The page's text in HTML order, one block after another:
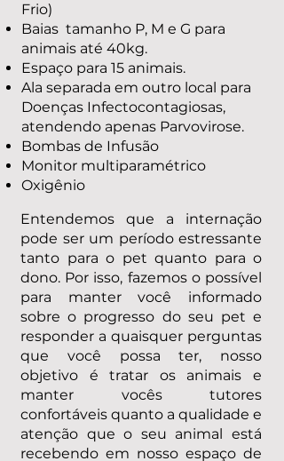
Entendemos que a internação
pode ser um período estressante
tanto para o pet quanto para o
dono. Por isso, fazemos o possível
para manter você informado
sobre o progresso do seu pet e
responder a quaisquer perguntas
que você possa ter, nosso
objetivo é tratar os animais e
manter vocês tutores
confortáveis quanto a qualidade e
atenção que o seu animal está
recebendo em nosso espaço de
Frio)
Baias tamanho P, M e G para
animais até 40kg.
Espaço para 15 animais.
Ala separada em outro local para
Doenças Infectocontagiosas,
atendendo apenas Parvovirose.
Bombas de Infusão
Monitor multiparamétrico
Oxigênio